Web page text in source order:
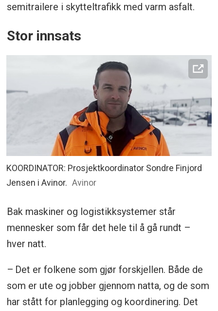
semitrailere i skytteltrafikk med varm asfalt.
Stor innsats
KOORDINATOR: Prosjektkoordinator Sondre Finjord
Jensen i Avinor. Avinor
Bak maskiner og logistikksystemer står
mennesker som får det hele til å gå rundt –
hver natt.
– Det er folkene som gjør forskjellen. Både de
som er ute og jobber gjennom natta, og de som
har stått for planlegging og koordinering. Det